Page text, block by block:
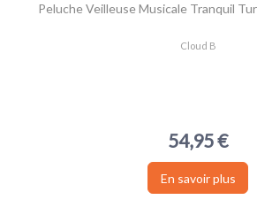
Peluche Veilleuse Musicale Tranquil
Cloud B
54,95 €
En savoir plus